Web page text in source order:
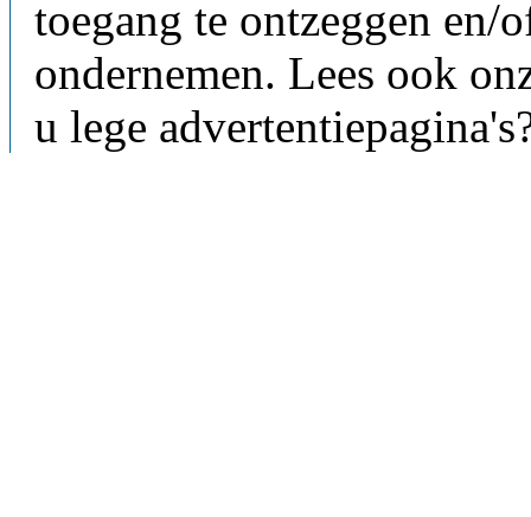
toegang te ontzeggen en/
ondernemen. Lees ook
u lege